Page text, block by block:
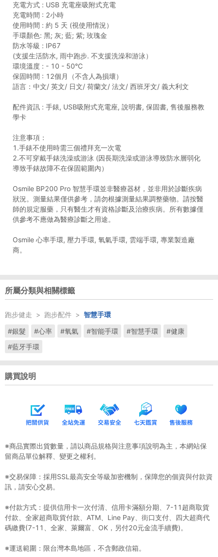
充電方式 : USB 充電座吸附式充電
充電時間 : 2小時
使用時間 : 約 5 天 (視使用情況）
手環顏色: 黑; 灰; 藍; 紫; 玫瑰金
防水等級 : IP67
(支援生活防水, 雨中跑步. 不支援洗澡和游泳）
環境溫度 : - 10 - 50°C
保固時間 : 12個月（不含人為損壞）
語言：中文/ 英文/ 日文/ 荷蘭文/ 法文/ 西班牙文/ 義大利文
配件資訊 : 手錶, USB吸附式充電座, 說明書, 保固書, 售後服務教
學卡
注意事項：
1.手錶不使用時需三個禮拜充一次電
2.不可穿戴手錶洗澡或游泳 (因長期洗澡或游泳導致防水層弱化
導致手錶故障不在保固範圍內）
Osmile BP200 Pro 智慧手環並非醫療器材，並非用於診斷疾病
狀況。測量結果僅供參考，請勿根據測量結果調整藥物。請按醫
師的規定服藥，只有醫生才有資格診斷及治療疾病。所有數據僅
供參考不應做為醫療診斷之用途。
Osmile 心率手環, 壓力手環, 氧氣手環, 雲端手環, 專業製造廠
商。
所屬分類與相關標籤
跑步健走 > 跑步配件 > 智慧手環
#銀髮
#心率 #氧氣 #智能手環 #智慧手環
#健康
#藍牙手環
購買說明
※商品實際出貨數量，請以商品規格與注意事項說明為主，本網站保
留商品單位解釋、變更之權利。
※交易保障：採用SSL最高安全等級加密機制，保障您的個資與付款資
訊，請安心交易。
※付款方式：提供信用卡一次付清、信用卡滿額分期、7-11超商取貨
付款、全家超商取貨付款、ATM、Line Pay、街口支付、四大超商代
碼繳費(7-11、全家、萊爾富、OK，另付20元金流手續費)。
※運送範圍：限台灣本島地區，不含郵政信箱。